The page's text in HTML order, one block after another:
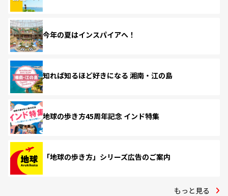
今年の夏はインスパイアへ！
知れば知るほど好きになる 湘南・江の島
地球の歩き方45周年記念 インド特集
「地球の歩き方」シリーズ広告のご案内
もっと見る